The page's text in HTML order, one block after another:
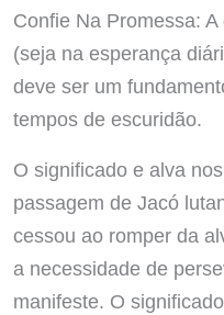
Confie Na Promessa:
(seja na esperança
deve ser um
tempos de escuridão.
O significado e alva
passagem de Jacó
cessou ao romper da
a necessidade de
manifeste. O